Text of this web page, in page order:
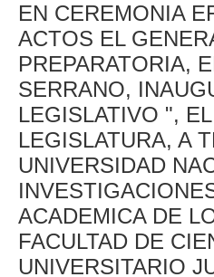
EN CEREMONIA
ACTOS EL
PREPARATORIA,
SERRANO,
LEGISLATIVO ",
LEGISLATURA, A
UNIVERSIDAD
ACADEMICA DE
FACULTAD DE
UNIVERSITARIO